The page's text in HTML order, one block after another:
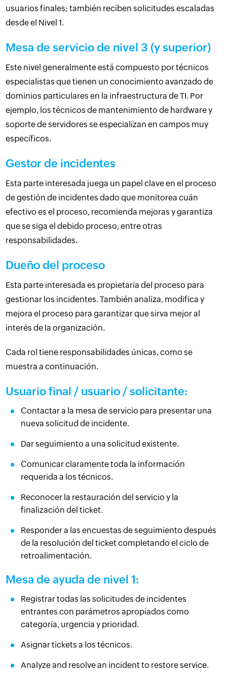
usuarios finales; también reciben solicitudes escaladas
desde el Nivel 1.
Mesa de servicio de nivel 3 (y superior)
Este nivel generalmente está compuesto por técnicos
especialistas que tienen un conocimiento avanzado de
dominios particulares en la infraestructura de TI. Por
ejemplo, los técnicos de mantenimiento de hardware y
soporte de servidores se especializan en campos muy
específicos.
Gestor de incidentes
Esta parte interesada juega un papel clave en el proceso
de gestión de incidentes dado que monitorea cuán
efectivo es el proceso, recomienda mejoras y garantiza
que se siga el debido proceso, entre otras
responsabilidades.
Dueño del proceso
Esta parte interesada es propietaria del proceso para
gestionar los incidentes. También analiza, modifica y
mejora el proceso para garantizar que sirva mejor al
interés de la organización.
Cada rol tiene responsabilidades únicas, como se
muestra a continuación.
Usuario final / usuario / solicitante:
Contactar a la mesa de servicio para presentar una
nueva solicitud de incidente.
Dar seguimiento a una solicitud existente.
Comunicar claramente toda la información
requerida a los técnicos.
Reconocer la restauración del servicio y la
finalización del ticket.
Responder a las encuestas de seguimiento después
de la resolución del ticket completando el ciclo de
retroalimentación.
Mesa de ayuda de nivel 1:
Registrar todas las solicitudes de incidentes
entrantes con parámetros apropiados como
categoría, urgencia y prioridad.
Asignar tickets a los técnicos.
Analyze and resolve an incident to restore service.